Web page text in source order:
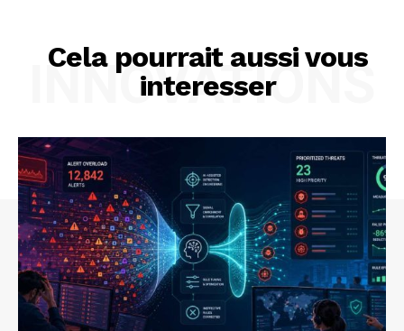
Cela pourrait aussi vous
interesser
INNOVATIONS